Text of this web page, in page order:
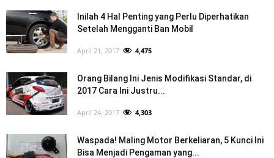
Inilah 4 Hal Penting yang Perlu Diperhatikan
Setelah Mengganti Ban Mobil
April 21, 2017 4,475
Orang Bilang Ini Jenis Modifikasi Standar, di
2017 Cara Ini Justru...
April 24, 2017 4,303
Waspada! Maling Motor Berkeliaran, 5 Kunci Ini
Bisa Menjadi Pengaman yang...